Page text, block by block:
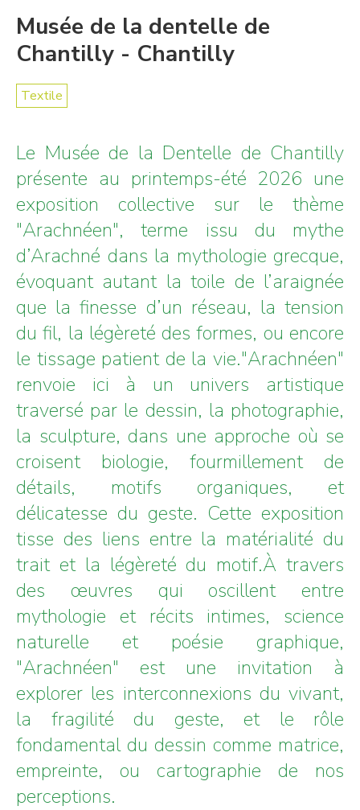
Musée de la dentelle de
Chantilly - Chantilly
Textile
Le Musée de la Dentelle de Chantilly
présente au printemps-été 2026 une
exposition collective sur le thème
"Arachnéen", terme issu du mythe
d’Arachné dans la mythologie grecque,
évoquant autant la toile de l’araignée
que la finesse d’un réseau, la tension
du fil, la légèreté des formes, ou encore
le tissage patient de la vie."Arachnéen"
renvoie ici à un univers artistique
traversé par le dessin, la photographie,
la sculpture, dans une approche où se
croisent biologie, fourmillement de
détails, motifs organiques, et
délicatesse du geste. Cette exposition
tisse des liens entre la matérialité du
trait et la légèreté du motif.À travers
des œuvres qui oscillent entre
mythologie et récits intimes, science
naturelle et poésie graphique,
"Arachnéen" est une invitation à
explorer les interconnexions du vivant,
la fragilité du geste, et le rôle
fondamental du dessin comme matrice,
empreinte, ou cartographie de nos
perceptions.